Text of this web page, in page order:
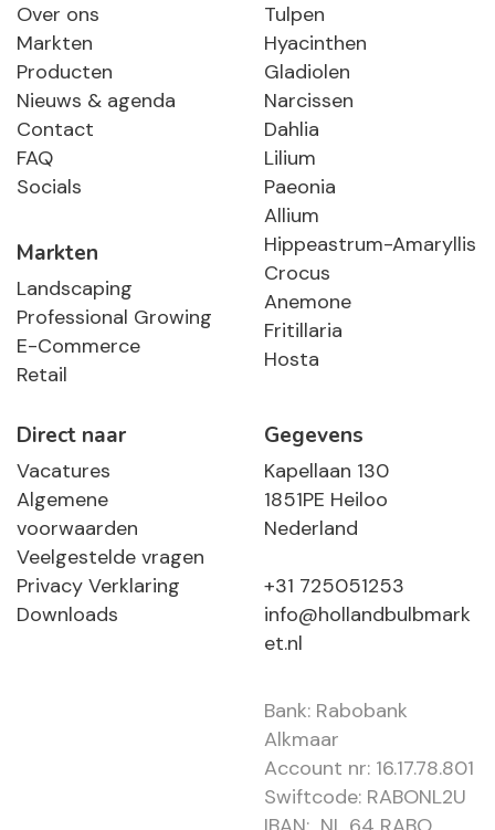
Over ons
Markten
Producten
Nieuws & agenda
Contact
FAQ
Socials
Markten
Landscaping
Professional Growing
E-Commerce
Retail
Tulpen
Hyacinthen
Gladiolen
Narcissen
Dahlia
Lilium
Paeonia
Allium
Hippeastrum-Amaryllis
Crocus
Anemone
Fritillaria
Hosta
Direct naar
Vacatures
Algemene
voorwaarden
Veelgestelde vragen
Privacy Verklaring
Downloads
Gegevens
Kapellaan 130
1851PE Heiloo
Nederland
+31 725051253
info@hollandbulbmark
et.nl
Bank: Rabobank
Alkmaar
Account nr: 16.17.78.801
Swiftcode: RABONL2U